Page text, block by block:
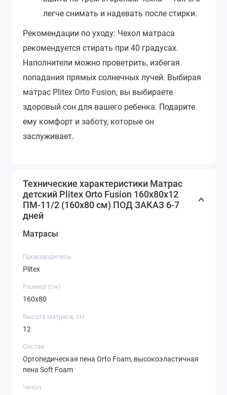
легче снимать и надевать после стирки.
Рекомендации по уходу: Чехол матраса
рекомендуется стирать при 40 градусах.
Наполнители можно проветрить, избегая
попадания прямых солнечных лучей. Выбирая
матрас Plitex Orto Fusion, вы выбираете
здоровый сон для вашего ребенка. Подарите
ему комфорт и заботу, которые он
заслуживает.
Технические характеристики Матрас
детский Plitex Orto Fusion 160х80х12
ПМ-11/2 (160х80 см) ПОД ЗАКАЗ 6-7
дней
Матрасы
Производитель
Plitex
Размер (см)
160х80
Высота матраса, см
12
Состав
Ортопедическая пена Orto Foam, высокоэластичная
пена Soft Foam
Чехол